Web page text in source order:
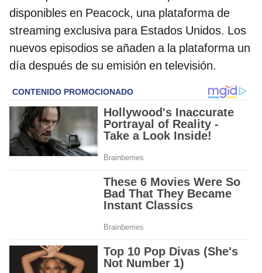
disponibles en Peacock, una plataforma de
streaming exclusiva para Estados Unidos. Los
nuevos episodios se añaden a la plataforma un
día después de su emisión en televisión.